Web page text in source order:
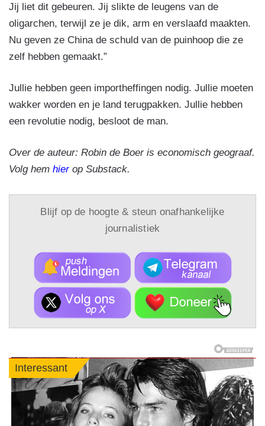
Jij liet dit gebeuren. Jij slikte de leugens van de
oligarchen, terwijl ze je dik, arm en verslaafd maakten.
Nu geven ze China de schuld van de puinhoop die ze
zelf hebben gemaakt.”
Jullie hebben geen importheffingen nodig. Jullie moeten
wakker worden en je land terugpakken. Jullie hebben
een revolutie nodig, besloot de man.
Over de auteur: Robin de Boer is economisch geograaf.
Volg hem hierop Substack.
Blijf op de hoogte & steun onafhankelijke
journalistiek
Interessant